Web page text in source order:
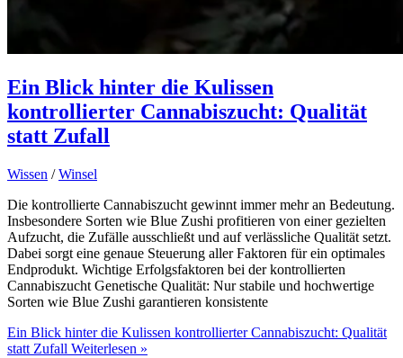
Ein Blick hinter die Kulissen
kontrollierter Cannabiszucht: Qualität
statt Zufall
Wissen /Winsel
Die kontrollierte Cannabiszucht gewinnt immer mehr an Bedeutung.
Insbesondere Sorten wie Blue Zushi profitieren von einer gezielten
Aufzucht, die Zufälle ausschließt und auf verlässliche Qualität setzt.
Dabei sorgt eine genaue Steuerung aller Faktoren für ein optimales
Endprodukt. Wichtige Erfolgsfaktoren bei der kontrollierten
Cannabiszucht Genetische Qualität: Nur stabile und hochwertige
Sorten wie Blue Zushi garantieren konsistente
Ein Blick hinter die Kulissen kontrollierter Cannabiszucht: Qualität
statt Zufall Weiterlesen »